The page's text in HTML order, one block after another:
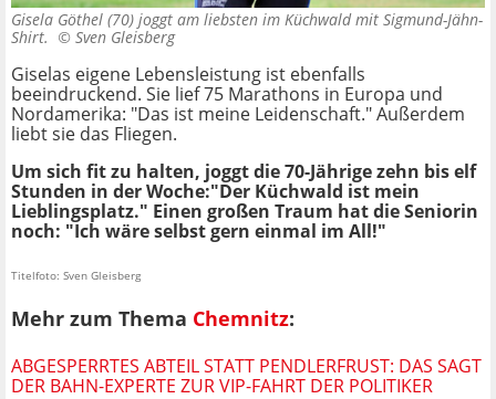
Gisela Göthel (70) joggt am liebsten im Küchwald mit Sigmund-Jähn-
Shirt. © Sven Gleisberg
Giselas eigene Lebensleistung ist ebenfalls
beeindruckend. Sie lief 75 Marathons in Europa und
Nordamerika: "Das ist meine Leidenschaft." Außerdem
liebt sie das Fliegen.
Um sich fit zu halten, joggt die 70-Jährige zehn bis elf
Stunden in der Woche:"Der Küchwald ist mein
Lieblingsplatz." Einen großen Traum hat die Seniorin
noch: "Ich wäre selbst gern einmal im All!"
Titelfoto: Sven Gleisberg
Mehr zum Thema Chemnitz:
ABGESPERRTES ABTEIL STATT PENDLERFRUST: DAS SAGT
DER BAHN-EXPERTE ZUR VIP-FAHRT DER POLITIKER